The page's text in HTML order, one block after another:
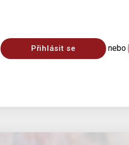
Přihlásit se nebo